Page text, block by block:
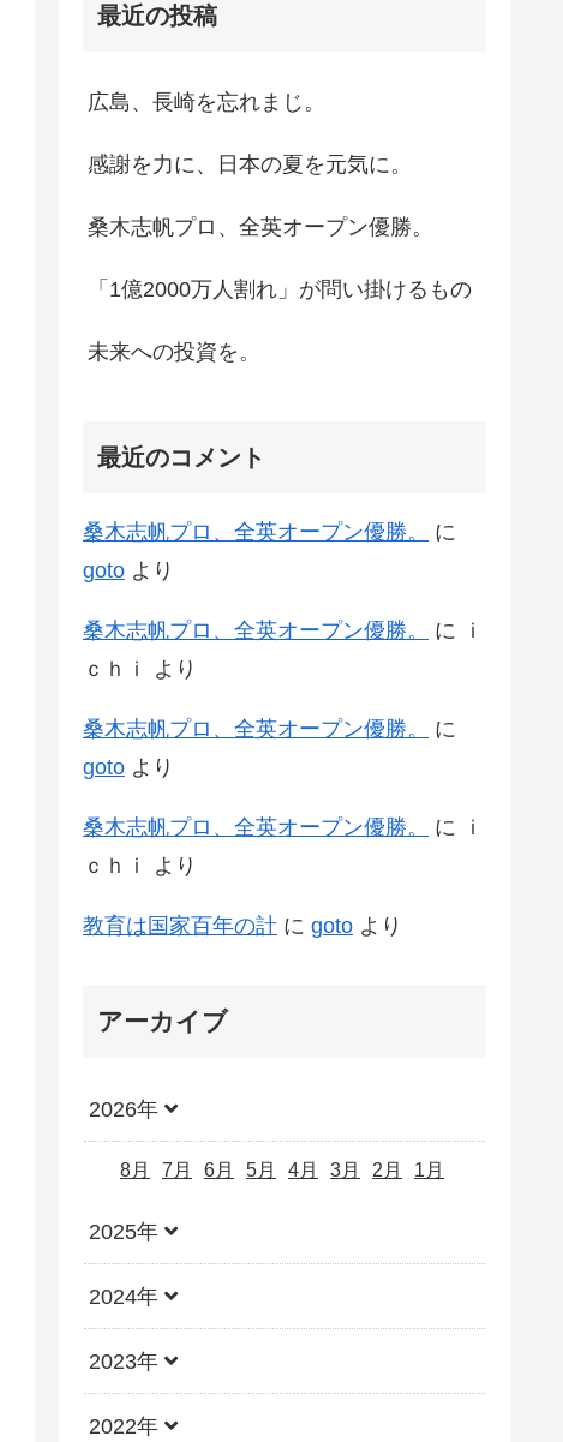
最近の投稿
広島、長崎を忘れまじ。
感謝を力に、日本の夏を元気に。
桑木志帆プロ、全英オープン優勝。
「1億2000万人割れ」が問い掛けるもの
未来への投資を。
最近のコメント
桑木志帆プロ、全英オープン優勝。
に
goto より
桑木志帆プロ、全英オープン優勝。 に
ｉ
ｃｈｉ
より
桑木志帆プロ、全英オープン優勝。
に
goto より
桑木志帆プロ、全英オープン優勝。 に
ｉ
ｃｈｉ
より
教育は国家百年の計 に goto より
アーカイブ
2026年
8月 7月 6月 5月 4月 3月 2月 1月
2025年
2024年
2023年
2022年